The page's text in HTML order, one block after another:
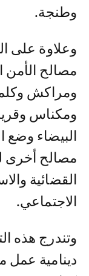
وطنجة.
وعلاوة على
مصالح الأمن
ومراكش
ومكناس
البيضاء وضع
مصالح أخرى
القضائية
الاجتماعي.
وتندرج هذه
دينامية عمل